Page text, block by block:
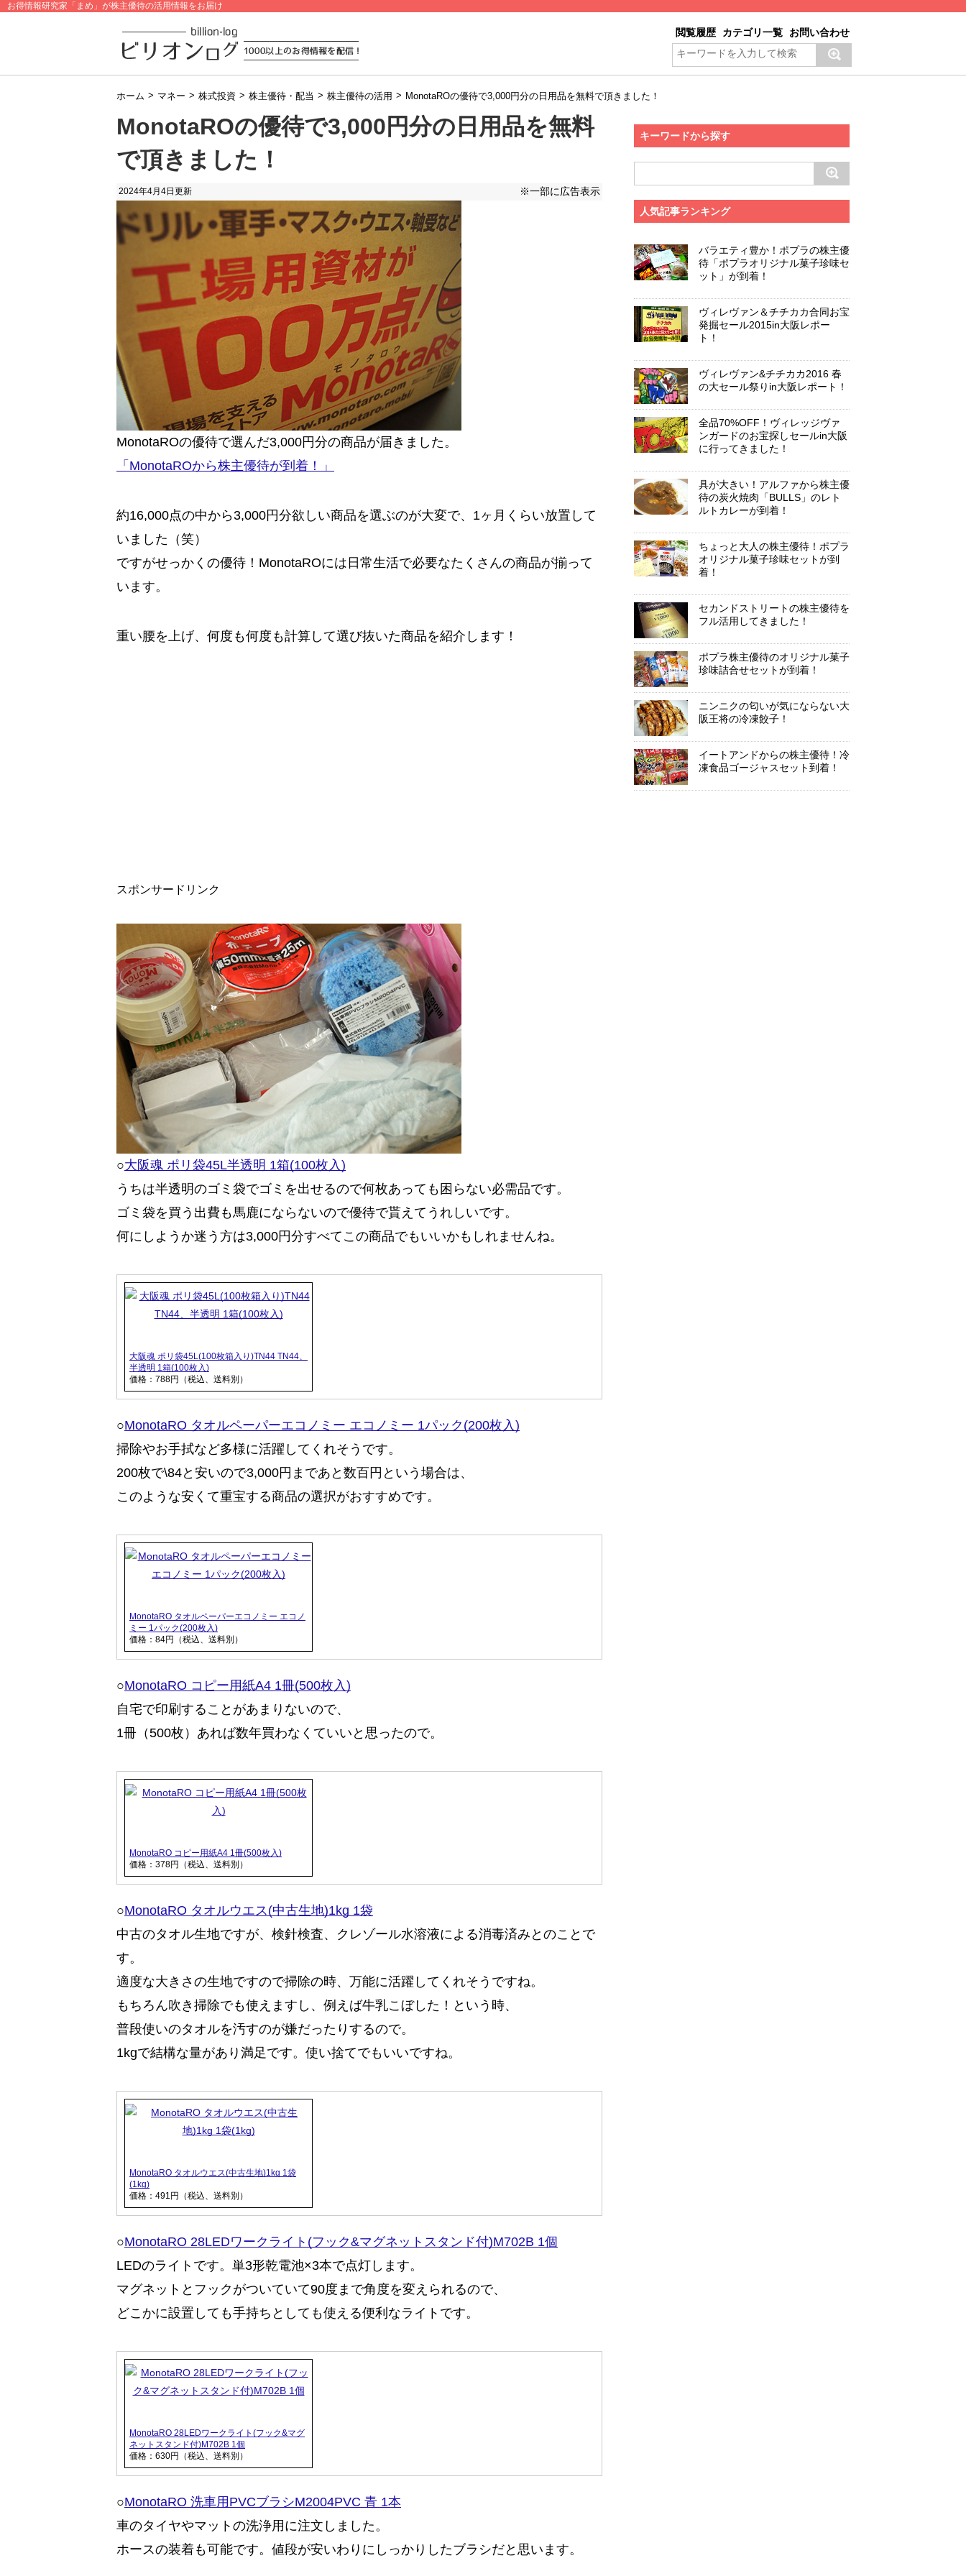
お得情報研究家「まめ」が株主優待の活用情報をお届け
閲覧履歴 カテゴリ一覧 お問い合わせ
ホーム > マネー > 株式投資 > 株主優待・配当 > 株主優待の活用 > MonotaROの優待で3,000円分の日用品を無料で頂きました！
MonotaROの優待で3,000円分の日用品を無料
で頂きました！
2024年4月4日 更新 ※一部に広告表示
MonotaROの優待で選んだ3,000円分の商品が届きました。
「MonotaROから株主優待が到着！」
約16,000点の中から3,000円分欲しい商品を選ぶのが大変で、1ヶ月くらい放置して
いました（笑）
ですがせっかくの優待！MonotaROには日常生活で必要なたくさんの商品が揃って
います。
重い腰を上げ、何度も何度も計算して選び抜いた商品を紹介します！
スポンサードリンク
○大阪魂 ポリ袋45L半透明 1箱(100枚入)
うちは半透明のゴミ袋でゴミを出せるので何枚あっても困らない必需品です。
ゴミ袋を買う出費も馬鹿にならないので優待で貰えてうれしいです。
何にしようか迷う方は3,000円分すべてこの商品でもいいかもしれませんね。
大阪魂 ポリ袋45L(100枚箱入り)TN44 TN44、
半透明 1箱(100枚入)
価格：788円（税込、送料別）
○MonotaRO タオルペーパーエコノミー エコノミー 1パック(200枚入)
掃除やお手拭など多様に活躍してくれそうです。
200枚で\84と安いので3,000円まであと数百円という場合は、
このような安くて重宝する商品の選択がおすすめです。
MonotaRO タオルペーパーエコノミー エコノ
ミー 1パック(200枚入)
価格：84円（税込、送料別）
○MonotaRO コピー用紙A4 1冊(500枚入)
自宅で印刷することがあまりないので、
1冊（500枚）あれば数年買わなくていいと思ったので。
MonotaRO コピー用紙A4 1冊(500枚入)
価格：378円（税込、送料別）
○MonotaRO タオルウエス(中古生地)1kg 1袋
中古のタオル生地ですが、検針検査、クレゾール水溶液による消毒済みとのことで
す。
適度な大きさの生地ですので掃除の時、万能に活躍してくれそうですね。
もちろん吹き掃除でも使えますし、例えば牛乳こぼした！という時、
普段使いのタオルを汚すのが嫌だったりするので。
1kgで結構な量があり満足です。使い捨てでもいいですね。
MonotaRO タオルウエス(中古生地)1kg 1袋
(1kg)
価格：491円（税込、送料別）
○MonotaRO 28LEDワークライト(フック&マグネットスタンド付)M702B 1個
LEDのライトです。単3形乾電池×3本で点灯します。
マグネットとフックがついていて90度まで角度を変えられるので、
どこかに設置しても手持ちとしても使える便利なライトです。
MonotaRO 28LEDワークライト(フック&マグ
ネットスタンド付)M702B 1個
価格：630円（税込、送料別）
○MonotaRO 洗車用PVCブラシM2004PVC 青 1本
車のタイヤやマットの洗浄用に注文しました。
ホースの装着も可能です。値段が安いわりにしっかりしたブラシだと思います。
キーワードから探す
人気記事ランキング
バラエティ豊か！ポプラの株主優
待「ポプラオリジナル菓子珍味セ
ット」が到着！
ヴィレヴァン＆チチカカ合同お宝
発掘セール2015in大阪レポー
ト！
ヴィレヴァン&チチカカ2016 春
の大セール祭りin大阪レポート！
全品70%OFF！ヴィレッジヴァ
ンガードのお宝探しセールin大阪
に行ってきました！
具が大きい！アルファから株主優
待の炭火焼肉「BULLS」のレト
ルトカレーが到着！
ちょっと大人の株主優待！ポプラ
オリジナル菓子珍味セットが到
着！
セカンドストリートの株主優待を
フル活用してきました！
ポプラ株主優待のオリジナル菓子
珍味詰合せセットが到着！
ニンニクの匂いが気にならない大
阪王将の冷凍餃子！
イートアンドからの株主優待！冷
凍食品ゴージャスセット到着！